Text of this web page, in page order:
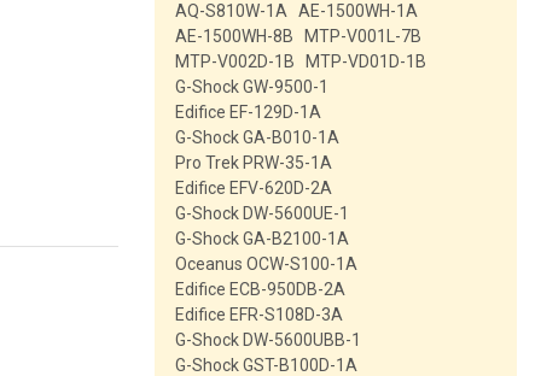
AQ-S810W-1A
AE-1500WH-1A
AE-1500WH-8B
MTP-V001L-7B
MTP-V002D-1B
MTP-VD01D-1B
G-Shock GW-9500-1
Edifice EF-129D-1A
G-Shock GA-B010-1A
Pro Trek PRW-35-1A
Edifice EFV-620D-2A
G-Shock DW-5600UE-1
G-Shock GA-B2100-1A
Oceanus OCW-S100-1A
Edifice ECB-950DB-2A
Edifice EFR-S108D-3A
G-Shock DW-5600UBB-1
G-Shock GST-B100D-1A